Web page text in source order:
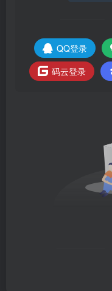
QQ登录
码云登录